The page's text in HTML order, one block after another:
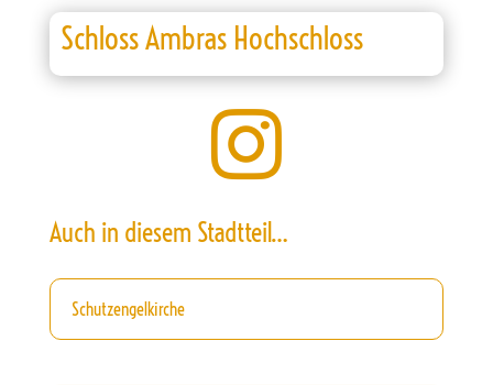
Schloss Ambras Hochschloss

Auch in diesem Stadtteil…
Schutzengelkirche